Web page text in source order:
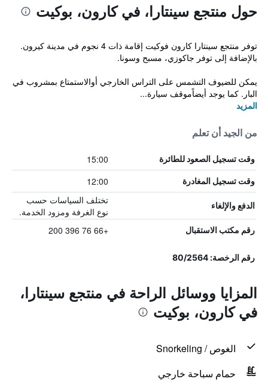
حول منتجع سينتارا، في كارون، بوكيت
توفر منتجع سينتارا كارون فوكيت إقامة ذات 4 نجوم في مدينة كيرون.
بالإضافة إلى توفر جاكوزي، مسبح وسونا.
يمكن للضيوف التشمس على التراس الخارجي أوالاستمتاع بمشروب في
البار. كما يوجد أيضاًموقف سيارة...
المزيد
من الجيد أن تعلم
وقت تسجيل الصعود للطائرة 15:00
وقت تسجيل المغادرة 12:00
الدفع والإلغاء
تختلف السياسات حسب
نوع الغرفة ومزود الخدمة.
رقم مكتب الاستقبال +66 76 396 200
رقم الرخصة: 80/2564
المزايا ووسائل الراحة في منتجع سينتارا،
في كارون، بوكيت
الغوص / Snorkeling
حمام سباحة خارجي